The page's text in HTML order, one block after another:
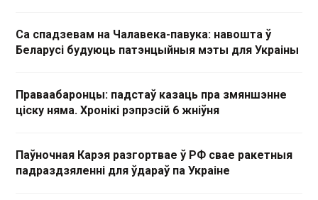
Са спадзевам на Чалавека-павука: навошта ў
Беларусі будуюць патэнцыйныя мэты для Украіны
Праваабаронцы: падстаў казаць пра змяншэнне
ціску няма. Хронікі рэпрэсій 6 жніўня
Паўночная Карэя разгортвае ў РФ свае ракетныя
падраздзяленні для ўдараў па Украіне